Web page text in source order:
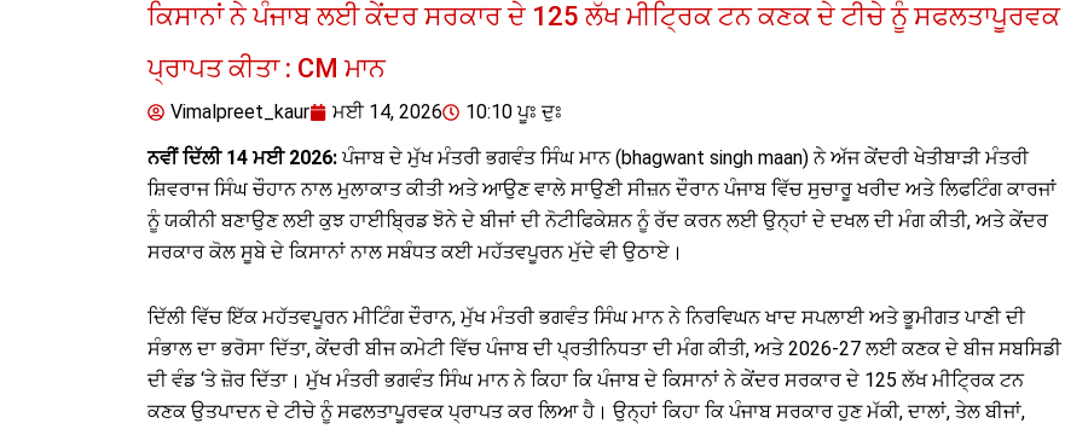
ਕਿਸਾਨਾਂ ਨੇ ਪੰਜਾਬ ਲਈ ਕੇਂਦਰ ਸਰਕਾਰ ਦੇ 125 ਲੱਖ ਮੀਟ੍ਰਿਕ ਟਨ ਕਣਕ ਦੇ ਟੀਚੇ ਨੂੰ ਸਫਲਤਾਪੂਰਵਕ
ਪ੍ਰਾਪਤ ਕੀਤਾ : CM ਮਾਨ
Vimalpreet_kaur ਮਈ 14, 2026
10:10 ਪੂਃ ਦੁਃ
ਨਵੀਂ ਦਿੱਲੀ 14 ਮਈ 2026:ਪੰਜਾਬ ਦੇ ਮੁੱਖ ਮੰਤਰੀ ਭਗਵੰਤ ਸਿੰਘ ਮਾਨ (bhagwant singh maan) ਨੇ ਅੱਜ ਕੇਂਦਰੀ ਖੇਤੀਬਾੜੀ ਮੰਤਰੀ
ਸ਼ਿਵਰਾਜ ਸਿੰਘ ਚੌਹਾਨ ਨਾਲ ਮੁਲਾਕਾਤ ਕੀਤੀ ਅਤੇ ਆਉਣ ਵਾਲੇ ਸਾਉਣੀ ਸੀਜ਼ਨ ਦੌਰਾਨ ਪੰਜਾਬ ਵਿੱਚ ਸੁਚਾਰੂ ਖਰੀਦ ਅਤੇ ਲਿਫਟਿੰਗ ਕਾਰਜਾਂ
ਨੂੰ ਯਕੀਨੀ ਬਣਾਉਣ ਲਈ ਕੁਝ ਹਾਈਬ੍ਰਿਡ ਝੋਨੇ ਦੇ ਬੀਜਾਂ ਦੀ ਨੋਟੀਫਿਕੇਸ਼ਨ ਨੂੰ ਰੱਦ ਕਰਨ ਲਈ ਉਨ੍ਹਾਂ ਦੇ ਦਖਲ ਦੀ ਮੰਗ ਕੀਤੀ, ਅਤੇ ਕੇਂਦਰ
ਸਰਕਾਰ ਕੋਲ ਸੂਬੇ ਦੇ ਕਿਸਾਨਾਂ ਨਾਲ ਸਬੰਧਤ ਕਈ ਮਹੱਤਵਪੂਰਨ ਮੁੱਦੇ ਵੀ ਉਠਾਏ।
ਦਿੱਲੀ ਵਿੱਚ ਇੱਕ ਮਹੱਤਵਪੂਰਨ ਮੀਟਿੰਗ ਦੌਰਾਨ, ਮੁੱਖ ਮੰਤਰੀ ਭਗਵੰਤ ਸਿੰਘ ਮਾਨ ਨੇ ਨਿਰਵਿਘਨ ਖਾਦ ਸਪਲਾਈ ਅਤੇ ਭੂਮੀਗਤ ਪਾਣੀ ਦੀ
ਸੰਭਾਲ ਦਾ ਭਰੋਸਾ ਦਿੱਤਾ, ਕੇਂਦਰੀ ਬੀਜ ਕਮੇਟੀ ਵਿੱਚ ਪੰਜਾਬ ਦੀ ਪ੍ਰਤੀਨਿਧਤਾ ਦੀ ਮੰਗ ਕੀਤੀ, ਅਤੇ 2026-27 ਲਈ ਕਣਕ ਦੇ ਬੀਜ ਸਬਸਿਡੀ
ਦੀ ਵੰਡ ‘ਤੇ ਜ਼ੋਰ ਦਿੱਤਾ। ਮੁੱਖ ਮੰਤਰੀ ਭਗਵੰਤ ਸਿੰਘ ਮਾਨ ਨੇ ਕਿਹਾ ਕਿ ਪੰਜਾਬ ਦੇ ਕਿਸਾਨਾਂ ਨੇ ਕੇਂਦਰ ਸਰਕਾਰ ਦੇ 125 ਲੱਖ ਮੀਟ੍ਰਿਕ ਟਨ
ਕਣਕ ਉਤਪਾਦਨ ਦੇ ਟੀਚੇ ਨੂੰ ਸਫਲਤਾਪੂਰਵਕ ਪ੍ਰਾਪਤ ਕਰ ਲਿਆ ਹੈ। ਉਨ੍ਹਾਂ ਕਿਹਾ ਕਿ ਪੰਜਾਬ ਸਰਕਾਰ ਹੁਣ ਮੱਕੀ, ਦਾਲਾਂ, ਤੇਲ ਬੀਜਾਂ,